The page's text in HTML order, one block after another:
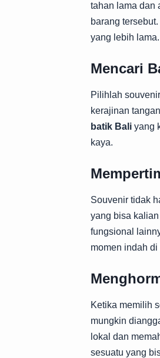
tahan lama dan
barang
yang lebih lama.
Mencari
Pilihlah
kerajinan
batik Bali yang
kaya.
Souvenir tidak
yang bisa
fungsional
momen indah di
Ketika memilih
mungkin
lokal dan
sesuatu yang